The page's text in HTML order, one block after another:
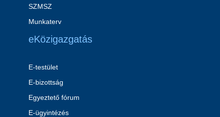
SZMSZ
Munkaterv
eKözigazgatás
E-testület
E-bizottság
Egyeztető fórum
E-ügyintézés